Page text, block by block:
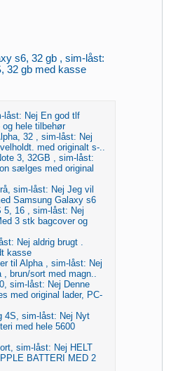
s6, 32 gb , sim-låst:
32 gb med kasse
låst: Nej En god tlf
hele tilbehør
32 , sim-låst: Nej
med originalt s-..
3, 32GB , sim-låst:
sælges med original
sim-låst: Nej Jeg vil
Samsung Galaxy s6
5, 16 , sim-låst: Nej
3 stk bagcover og
Nej aldrig brugt .
kasse
til Alpha , sim-låst: Nej
, brun/sort med magn..
sim-låst: Nej Denne
med original lader, PC-
4S, sim-låst: Nej Nyt
med hele 5600
sim-låst: Nej HELT
BATTERI MED 2